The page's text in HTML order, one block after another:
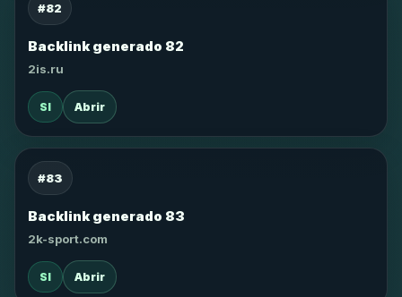
#82
Backlink generado 82
2is.ru
SI Abrir
#83
Backlink generado 83
2k-sport.com
SI Abrir